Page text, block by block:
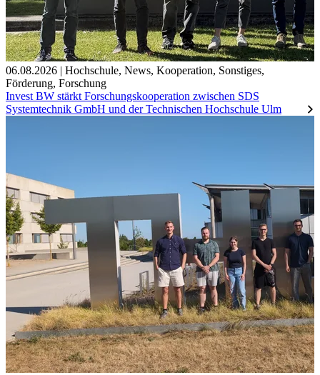
06.08.2026 | Hochschule, News, Kooperation, Sonstiges,
Förderung, Forschung
Invest BW stärkt Forschungskooperation zwischen SDS
Systemtechnik GmbH und der Technischen Hochschule Ulm